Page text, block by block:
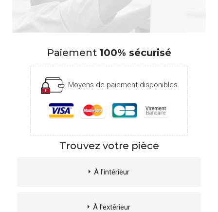
Paiement 100% sécurisé
Moyens de paiement disponibles
Trouvez votre pièce
À l'intérieur
À l'extérieur